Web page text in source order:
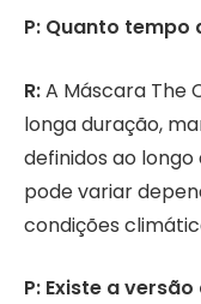
P: Quanto
R:A Máscara The
longa duração,
definidos ao
pode variar
condições
P: Existe a